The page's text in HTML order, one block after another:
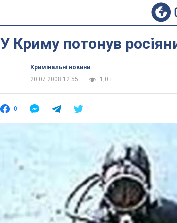
У Криму потонув
Кримінальні новини
20.07.2008 12:55
1,0 т.
0